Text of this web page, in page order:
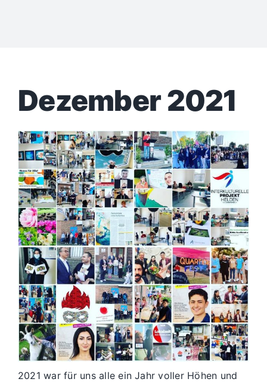
Dezember 2021
2021 war für uns alle ein Jahr voller Höhen und